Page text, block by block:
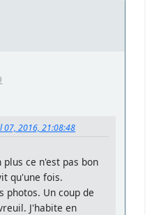
07, 2016, 21:08:48
ce n'est pas bon
qu'une fois.
photos. Un coup de
J'habite en